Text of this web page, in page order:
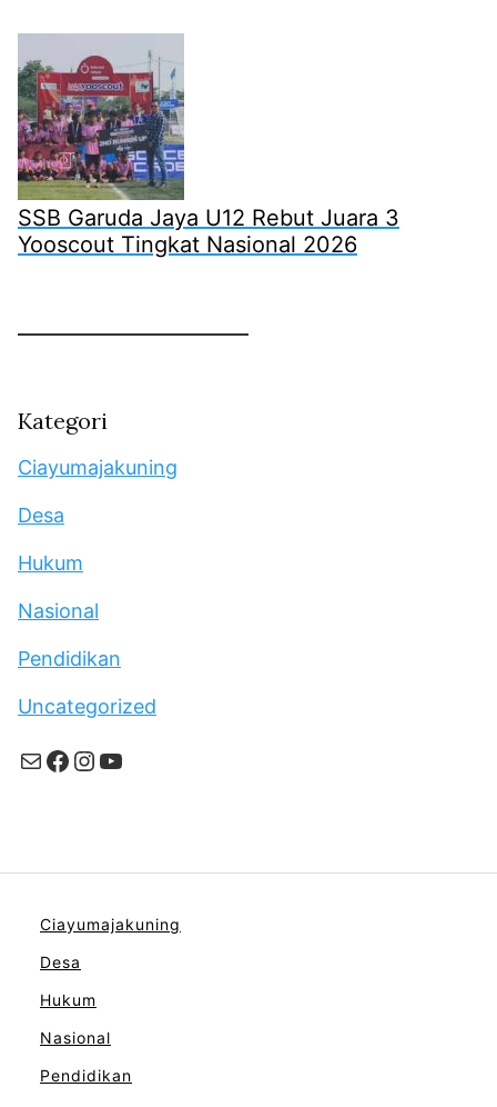
SSB Garuda Jaya U12 Rebut Juara 3
Yooscout Tingkat Nasional 2026
Kategori
Ciayumajakuning
Desa
Hukum
Nasional
Pendidikan
Uncategorized
MailFacebook
Instagram
YouTube
Ciayumajakuning
Desa
Hukum
Nasional
Pendidikan